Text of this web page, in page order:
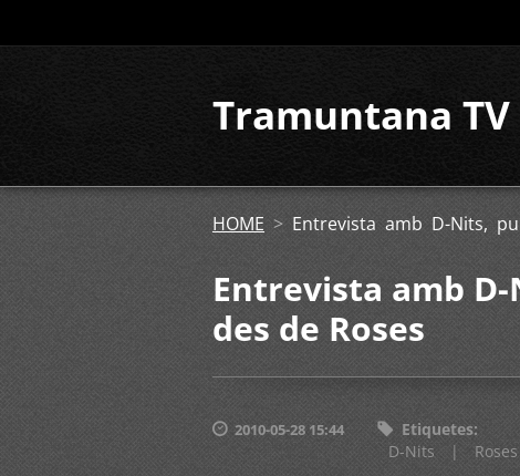
Tramuntana TV
HOME > Entrevista amb D-Nits,
Entrevista amb
des de Roses
2010-05-28 15:44 Etiquetes:
D-Nits
| Roses